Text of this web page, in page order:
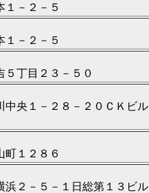
１－２－５
１－２－５
５丁目２３－５０
中央１－２８－２０ＣＫビル
町１２８６
浜２－５－１日総第１３ビル